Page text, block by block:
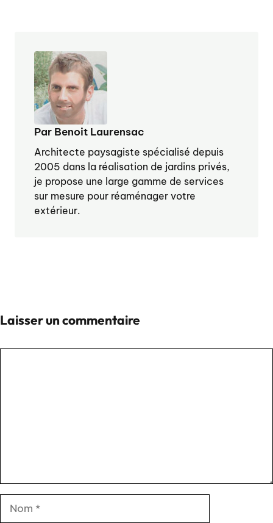
Par Benoit Laurensac
Architecte paysagiste spécialisé depuis
2005 dans la réalisation de jardins privés,
je propose une large gamme de services
sur mesure pour réaménager votre
extérieur.
Laisser un commentaire